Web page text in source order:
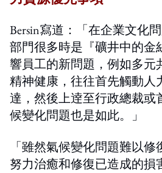
Bersin寫道：「在企業文化
部門很多時是『礦井中的金
響員工的新問題，例如多元
精神健康，往往首先觸動人
達，然後上逹至行政總裁或
候變化問題也是如此。」
「雖然氣候變化問題難以
努力治癒和修復已造成的損